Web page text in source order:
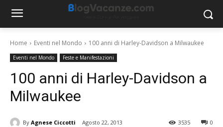
Home Eventi nel Mondo 100 anni di Harley-Davidson a Milwaukee
Eventi nel Mondo Feste e Manifestazioni
100 anni di Harley-Davidson a
Milwaukee
By Agnese Ciccotti Agosto 22, 2013 0
3535